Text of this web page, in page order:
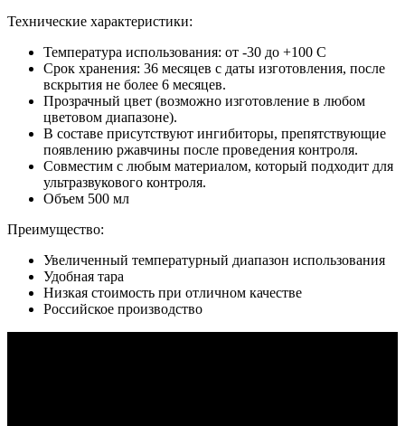
Технические характеристики:
Температура использования: от -30 до +100 С
Срок хранения: 36 месяцев с даты изготовления, после
вскрытия не более 6 месяцев.
Прозрачный цвет (возможно изготовление в любом
цветовом диапазоне).
В составе присутствуют ингибиторы, препятствующие
появлению ржавчины после проведения контроля.
Совместим с любым материалом, который подходит для
ультразвукового контроля.
Объем 500 мл
Преимущество:
Увеличенный температурный диапазон использования
Удобная тара
Низкая стоимость при отличном качестве
Российское производство